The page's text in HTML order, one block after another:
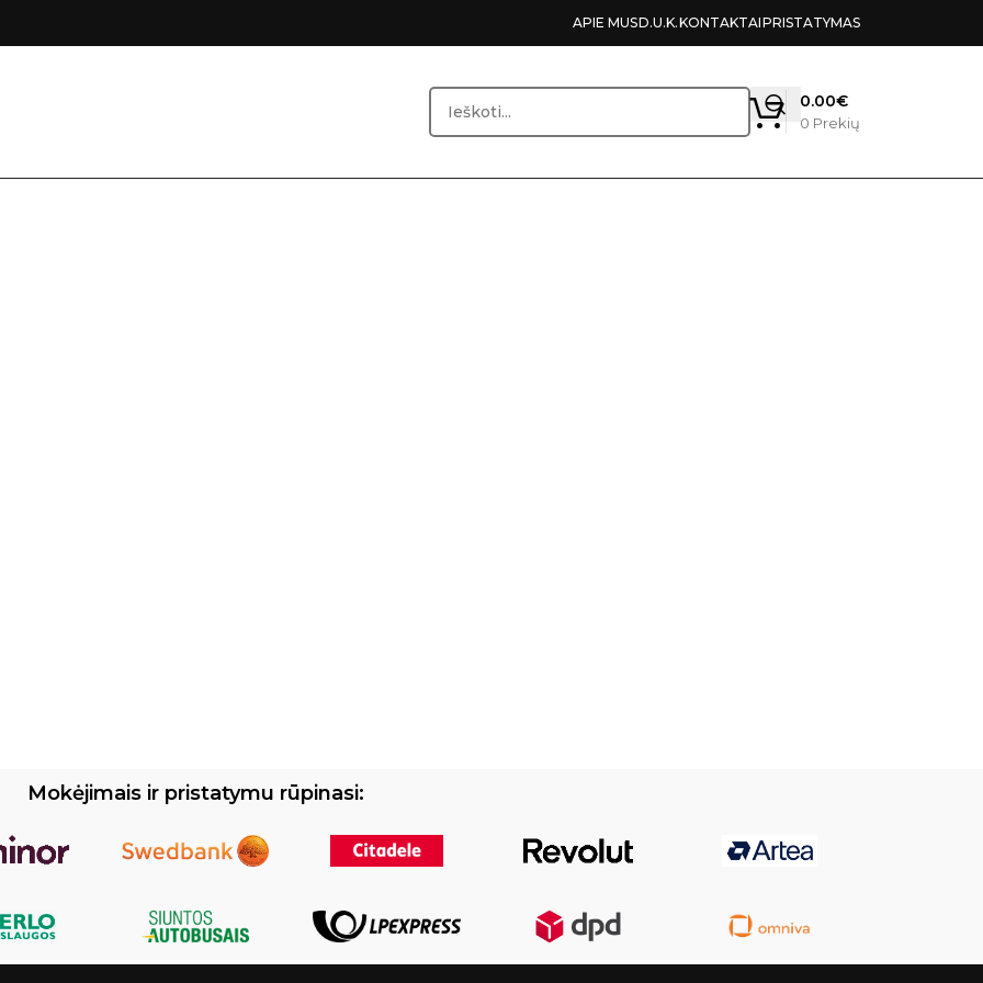
APIE MUSD.U.K.KONTAKTAIPRISTATYMAS
0 Prekių
0.00€
Mokėjimais ir pristatymu rūpinasi: